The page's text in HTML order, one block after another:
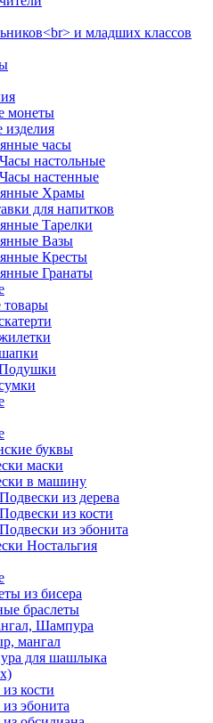
и младших классов
монеты
изделия
часы
Часы настольные
Часы настенные
Храмы
для напитков
Тарелки
Вазы
Кресты
Гранаты
товары
буквы
маски
в машину
Подвески из дерева
Подвески из кости
Подвески из эбонита
Ностальгия
из бисера
браслеты
Шампура
мангал
для шашлыка
кости
эбонита